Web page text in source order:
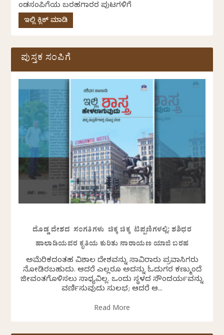
ಕೆಂಡಸಂಪಿಗೆಯ ಬರಹಗಾರರ ಪುಟಗಳಿಗೆ
ಇಲ್ಲಿ ಕ್ಲಿಕ್ ಮಾಡಿ
ಪುಸ್ತಕ ಸಂಪಿಗೆ
ದೊಡ್ಡ ದೇಶದ ಸಂಗತಿಗಳು ಚಿಕ್ಕ ಚಿಕ್ಕ ಟಿಪ್ಪಣಿಗಳಲ್ಲಿ: ಶಶಿಧರ
ಹಾಲಾಡಿಯವರ ಕೃತಿಯ ಕುರಿತು ನಾರಾಯಣ ಯಾಜಿ ಬರಹ
ಅಮೆರಿಕದಂತಹ ವಿಶಾಲ ದೇಶವನ್ನು ಸಾವಿರಾರು ಪ್ರವಾಸಿಗರು
ನೋಡಿರಬಹುದು. ಆದರೆ ಎಲ್ಲರೂ ಅದನ್ನು ಓದುಗರ ಕಣ್ಮುಂದೆ
ಜೀವಂತಗೊಳಿಸಲು ಸಾಧ್ಯವಿಲ್ಲ. ಒಂದು ಸ್ಥಳದ ಸೌಂದರ್ಯವನ್ನು
ವರ್ಣಿಸುವುದು ಸುಲಭ; ಆದರೆ ಆ...
Read More